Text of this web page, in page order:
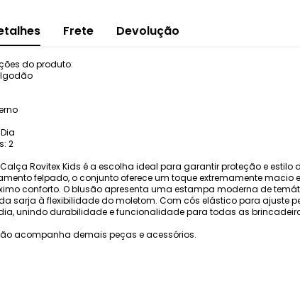
Frete Devolução
do produto:
2
Rovitex Kids é a escolha ideal para garantir proteção e
felpado, o conjunto oferece um toque extremamente macio
conforto. O blusão apresenta uma estampa moderna de
sarja à flexibilidade do moletom. Com cós elástico para ajuste
unindo durabilidade e funcionalidade para todas as
acompanha demais peças e acessórios.